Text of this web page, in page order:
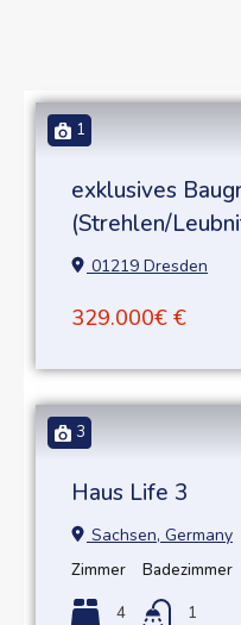
1
exklusives
(Strehlen/
01219 Dresden
329.000€ €
3
Haus Life 3
Sachsen, Germany
Zimmer
4
Badezimmer
1